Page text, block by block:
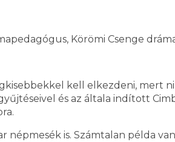
Körömi Csenge
kell elkezdeni, mert
és az általa indított
is. Számtalan példa